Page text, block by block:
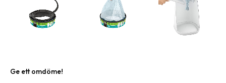
Ge ett omdöme!